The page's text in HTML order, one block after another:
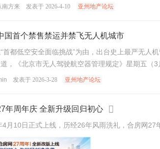
南方来 发表于 2026-4-10 亚州地产论坛
国首个禁售禁运并禁飞无人机城市
首都低空安全面临挑战”为由，出台史上最严无人机
发表于 2026-3-28 亚州地产论坛
年周年庆 全新升级回归初心
4月10日正式上线，历经26年风雨洗礼，合房网